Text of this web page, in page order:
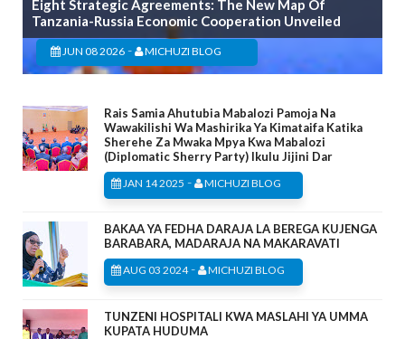
Eight Strategic Agreements: The New Map Of
Tanzania-Russia Economic Cooperation Unveiled
JUN 08 2026 - MICHUZI BLOG
Rais Samia Ahutubia Mabalozi Pamoja Na
Wawakilishi Wa Mashirika Ya Kimataifa Katika
Sherehe Za Mwaka Mpya Kwa Mabalozi
(Diplomatic Sherry Party) Ikulu Jijini Dar
JAN 14 2025 - MICHUZI BLOG
BAKAA YA FEDHA DARAJA LA BEREGA KUJENGA
BARABARA, MADARAJA NA MAKARAVATI
AUG 03 2024- MICHUZI BLOG
TUNZENI HOSPITALI KWA MASLAHI YA UMMA
KUPATA HUDUMA